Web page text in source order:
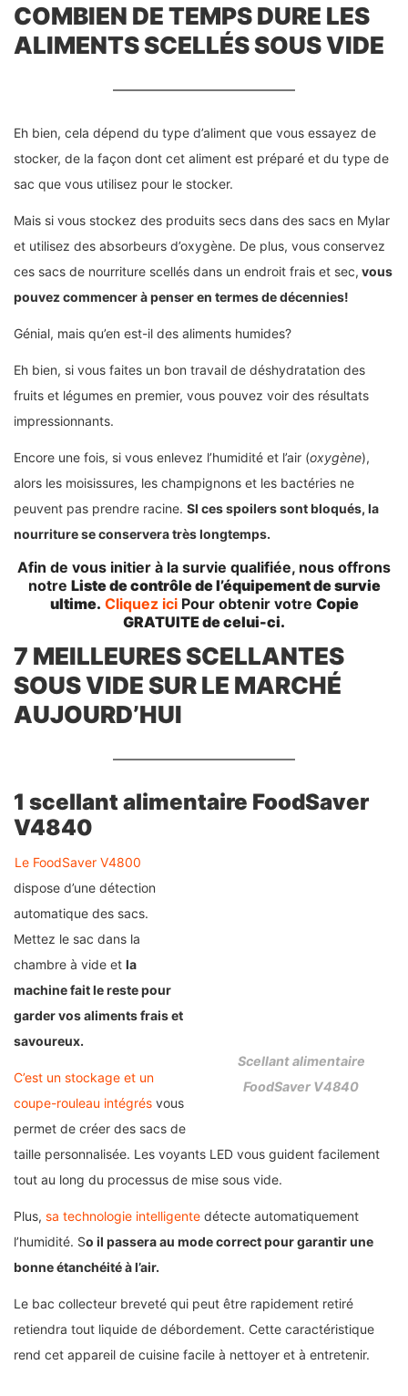
COMBIEN DE TEMPS DURE LES
ALIMENTS SCELLÉS SOUS VIDE
Eh bien, cela dépend du type d’aliment que vous essayez de
stocker, de la façon dont cet aliment est préparé et du type de
sac que vous utilisez pour le stocker.
Mais si vous stockez des produits secs dans des sacs en Mylar
et utilisez des absorbeurs d’oxygène. De plus, vous conservez
ces sacs de nourriture scellés dans un endroit frais et sec, vous
pouvez commencer à penser en termes de décennies!
Génial, mais qu’en est-il des aliments humides?
Eh bien, si vous faites un bon travail de déshydratation des
fruits et légumes en premier, vous pouvez voir des résultats
impressionnants.
Encore une fois, si vous enlevez l’humidité et l’air (oxygène),
alors les moisissures, les champignons et les bactéries ne
peuvent pas prendre racine. SI ces spoilers sont bloqués, la
nourriture se conservera très longtemps.
Afin de vous initier à la survie qualifiée, nous offrons
notre Liste de contrôle de l’équipement de survie
ultime. Cliquez iciPour obtenir votre Copie
GRATUITE de celui-ci.
7 MEILLEURES SCELLANTES
SOUS VIDE SUR LE MARCHÉ
AUJOURD’HUI
1 scellant alimentaire FoodSaver
V4840
Scellant alimentaire
FoodSaver V4840
Le FoodSaver V4800
dispose d’une détection
automatique des sacs.
Mettez le sac dans la
chambre à vide et la
machine fait le reste pour
garder vos aliments frais et
savoureux.
C’est un stockage et un
coupe-rouleau intégrés vous
permet de créer des sacs de
taille personnalisée. Les voyants LED vous guident facilement
tout au long du processus de mise sous vide.
Plus, sa technologie intelligente détecte automatiquement
l’humidité. So il passera au mode correct pour garantir une
bonne étanchéité à l’air.
Le bac collecteur breveté qui peut être rapidement retiré
retiendra tout liquide de débordement. Cette caractéristique
rend cet appareil de cuisine facile à nettoyer et à entretenir.